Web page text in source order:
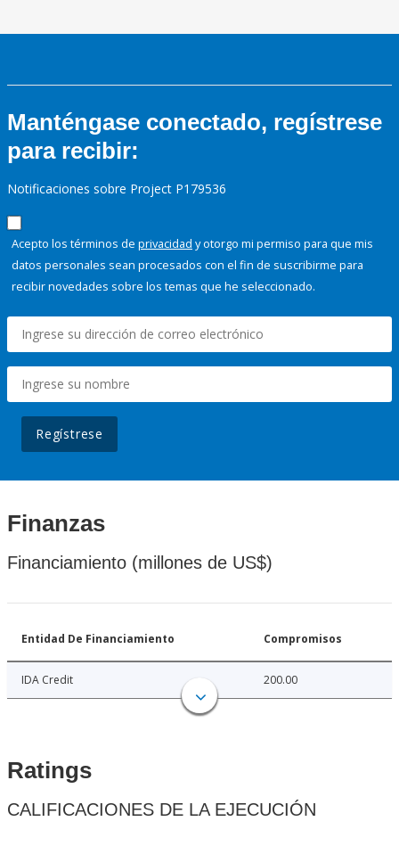
Manténgase conectado, regístrese
para recibir:
Notificaciones sobre Project P179536
Acepto los términos de privacidad y otorgo mi permiso para que mis
datos personales sean procesados con el fin de suscribirme para
recibir novedades sobre los temas que he seleccionado.
Regístrese
Finanzas
Financiamiento (millones de US$)
Entidad De Financiamiento Compromisos
IDA Credit 200.00
Ratings
CALIFICACIONES DE LA EJECUCIÓN